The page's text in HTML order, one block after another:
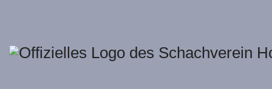
springen